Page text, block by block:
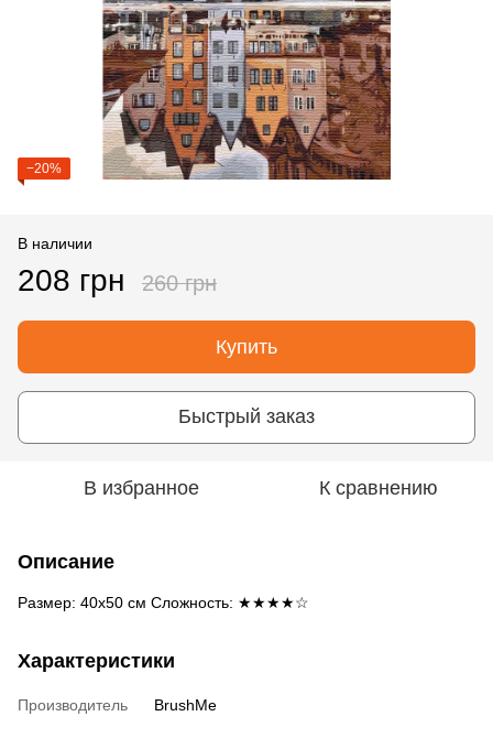
−20%
В наличии
208 грн 260 грн
Купить
Быстрый заказ
В избранное К сравнению
Описание
Размер: 40х50 см Сложность: ★★★★☆
Характеристики
Производитель BrushMe